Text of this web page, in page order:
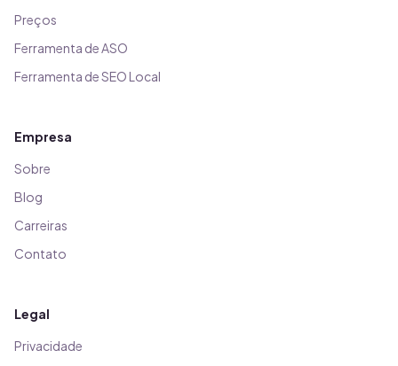
Preços
Ferramenta de ASO
Ferramenta de SEO Local
Empresa
Sobre
Blog
Carreiras
Contato
Legal
Privacidade